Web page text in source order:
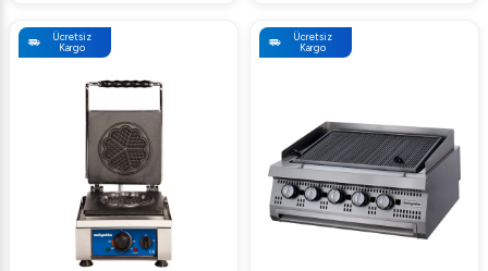
Ücretsiz
Kargo
Ücretsiz
Kargo